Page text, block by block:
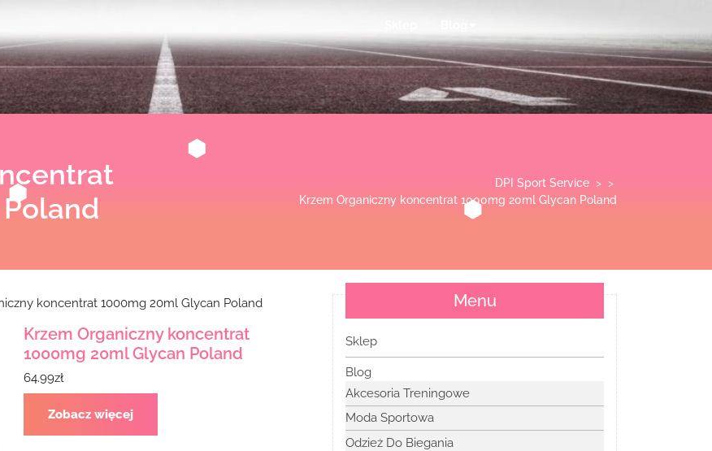
DPI Sport Service > >
Krzem Organiczny koncentrat 1000mg 20ml Glycan Poland
koncentrat 1000mg 20ml Glycan Poland
Krzem Organiczny koncentrat
1000mg 20ml Glycan Poland
64.99zł
Zobacz więcej
Menu
Sklep
Blog
Akcesoria Treningowe
Moda Sportowa
Odzież Do Biegania